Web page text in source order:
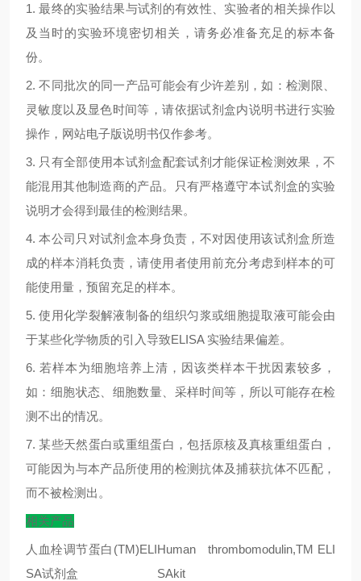
1.最终的实验结果与试剂的有效性、实验者的相关操作以
及当时的实验环境密切相关，请务必准备充足的标本备
份。
2.不同批次的同一产品可能会有少许差别，如：检测限、
灵敏度以及显色时间等，请依据试剂盒内说明书进行实验
操作，网站电子版说明书仅作参考。
3. 只有全部使用本试剂盒配套试剂才能保证检测效果，不
能混用其他制造商的产品。只有严格遵守本试剂盒的实验
说明才会得到最佳的检测结果。
4.本公司只对试剂盒本身负责，不对因使用该试剂盒所造
成的样本消耗负责，请使用者使用前充分考虑到样本的可
能使用量，预留充足的样本。
5.使用化学裂解液制备的组织匀浆或细胞提取液可能会由
于某些化学物质的引入导致ELISA 实验结果偏差。
6. 若样本为细胞培养上清，因该类样本干扰因素较多，
如：细胞状态、细胞数量、采样时间等，所以可能存在检
测不出的情况。
7.某些天然蛋白或重组蛋白，包括原核及真核重组蛋白，
可能因为与本产品所使用的检测抗体及捕获抗体不匹配，
而不被检测出。
相关产品
人血栓调节蛋白(TM)ELI
SA试剂盒
Human thrombomodulin,TM ELI
SAkit